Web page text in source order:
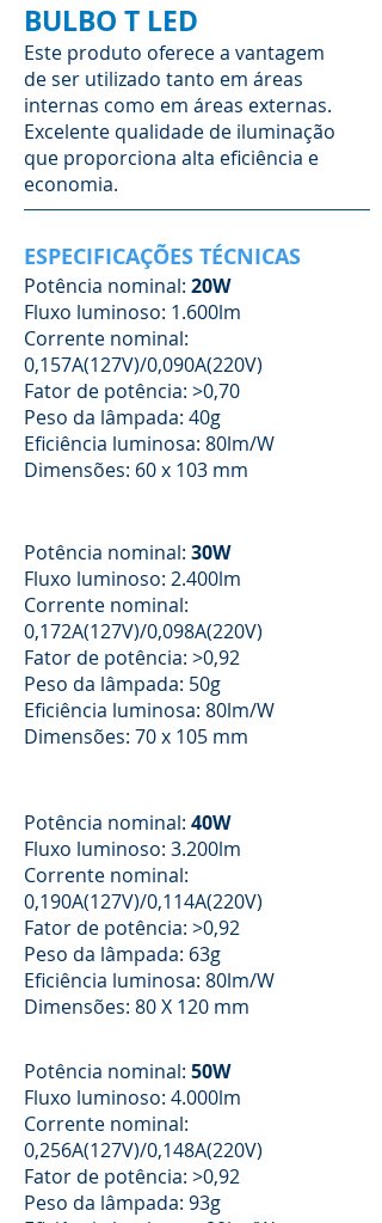
BULBO T LED
Este produto oferece a vantagem
de ser utilizado tanto em áreas
internas como em áreas externas.
Excelente qualidade de iluminação
que proporciona alta eficiência e
economia.
ESPECIFICAÇÕES TÉCNICAS
Potência nominal: 20W
Fluxo luminoso: 1.600lm
Corrente nominal:
0,157A(127V)/0,090A(220V)
Fator de potência: >0,70
Peso da lâmpada: 40g
Eficiência luminosa: 80lm/W
Dimensões: 60 x 103 mm
Potência nominal: 30W
Fluxo luminoso: 2.400lm
Corrente nominal:
0,172A(127V)/0,098A(220V)
Fator de potência: >0,92
Peso da lâmpada: 50g
Eficiência luminosa: 80lm/W
Dimensões: 70 x 105 mm
Potência nominal: 40W
Fluxo luminoso: 3.200lm
Corrente nominal:
0,190A(127V)/0,114A(220V)
Fator de potência: >0,92
Peso da lâmpada: 63g
Eficiência luminosa: 80lm/W
Dimensões: 80 X 120 mm
Potência nominal: 50W
Fluxo luminoso: 4.000lm
Corrente nominal:
0,256A(127V)/0,148A(220V)
Fator de potência: >0,92
Peso da lâmpada: 93g